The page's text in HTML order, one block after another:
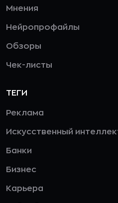
Мнения
Нейропрофайлы
Обзоры
Чек-листы
ТЕГИ
Реклама
Искусственный
Банки
Бизнес
Карьера